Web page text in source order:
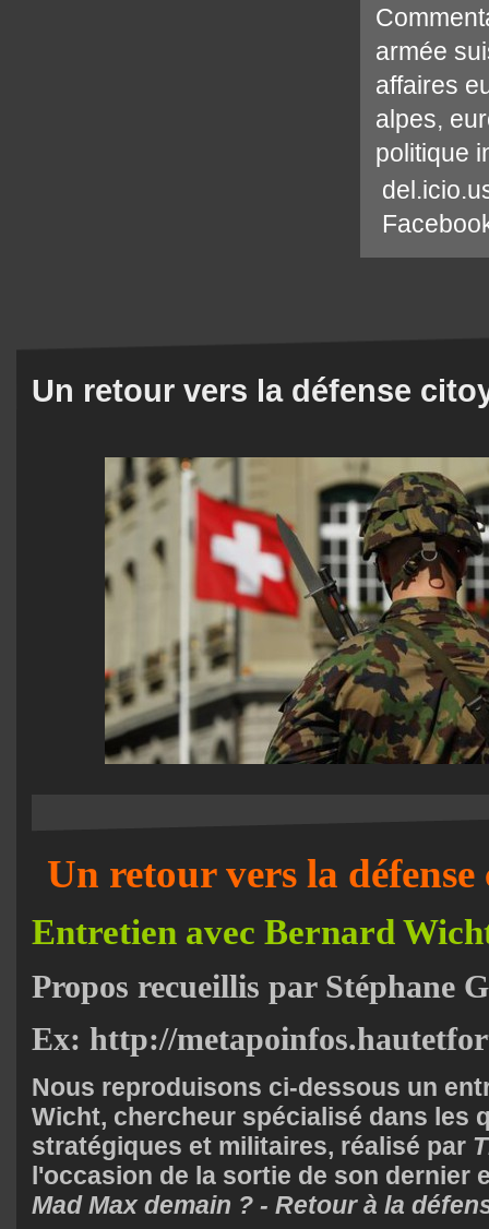
armée
affaires
alpes,
politique
Un retour vers la défense
Un retour vers la défense
Entretien avec Bernard
Propos recueillis par Stéphane
Ex: http://
Nous reproduisons ci-dessous un
Wicht, chercheur spécialisé dans les
stratégiques et militaires, réalisé par
l'occasion de la sortie de son dernier
Mad Max demain ? - Retour à la